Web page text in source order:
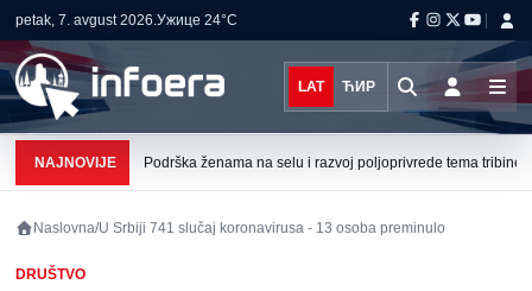
petak, 7. avgust 2026.Ужице 24°C
LAT ЋИР
NAJNOVIJE Podrška ženama na selu i razvoj poljoprivrede tema tribine
Naslovna/U Srbiji 741 slučaj koronavirusa - 13 osoba preminulo
DRUŠTVO